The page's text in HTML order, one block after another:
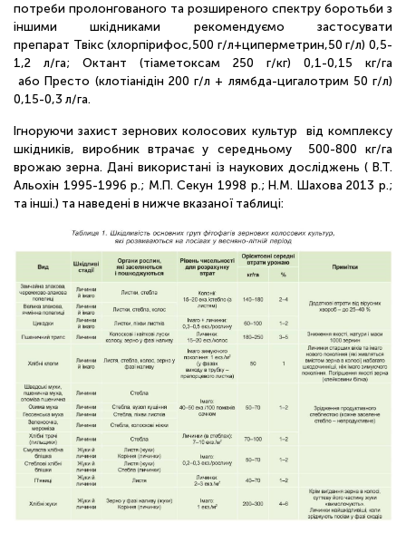
потреби пролонгованого та розширеного спектру боротьби з
іншими шкідниками рекомендуємо застосувати
препарат Твікс (хлорпірифос,500 г/л+циперметрин,50 г/л) 0,5-
1,2 л/га; Октант (тіаметоксам 250 г/кг) 0,1-0,15 кг/га
або Престо (клотіанідін 200 г/л + лямбда-цигалотрим 50 г/л)
0,15-0,3 л/га.
Ігноруючи захист зернових колосових культур від комплексу
шкідників, виробник втрачає у середньому 500-800 кг/га
врожаю зерна. Дані використані із наукових досліджень ( В.Т.
Альохін 1995-1996 р.; М.П. Секун 1998 р.; Н.М. Шахова 2013 р.;
та інші.) та наведені в нижче вказаної таблиці: